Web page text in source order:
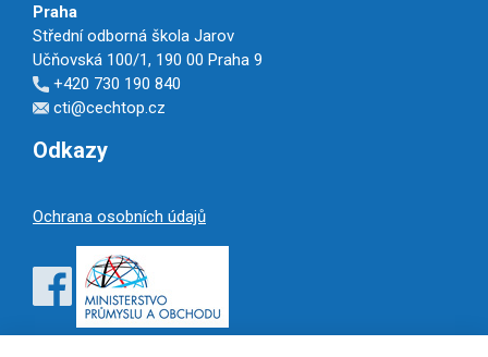
Praha
Střední odborná škola Jarov
Učňovská 100/1, 190 00 Praha 9
+420 730 190 840
cti@cechtop.cz
Odkazy
Ochrana osobních údajů